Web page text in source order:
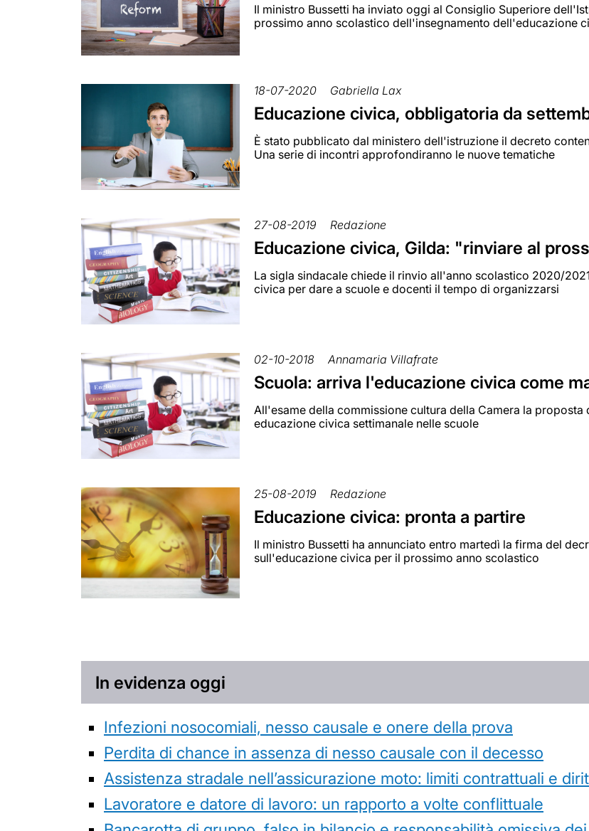
Il ministro Bussetti ha inviato oggi al Consiglio Superiore
prossimo anno scolastico dell'insegnamento dell'educazione
18-07-2020 Gabriella Lax
Educazione civica, obbligatoria da
È stato pubblicato dal ministero dell'istruzione il decreto
Una serie di incontri approfondiranno le nuove tematiche
27-08-2019 Redazione
Educazione civica, Gilda: "rinviare al
La sigla sindacale chiede il rinvio all'anno scolastico 2020/
civica per dare a scuole e docenti il tempo di organizzarsi
02-10-2018 Annamaria Villafrate
Scuola: arriva l'educazione civica come
All'esame della commissione cultura della Camera la
educazione civica settimanale nelle scuole
25-08-2019 Redazione
Educazione civica: pronta a partire
Il ministro Bussetti ha annunciato entro martedì la firma del
sull'educazione civica per il prossimo anno scolastico
In evidenza oggi
Infezioni nosocomiali, nesso causale e onere della prova
Perdita di chance in assenza di nesso causale con il decesso
Assistenza stradale nell’assicurazione moto: limiti contrattuali e
Lavoratore e datore di lavoro: un rapporto a volte conflittuale